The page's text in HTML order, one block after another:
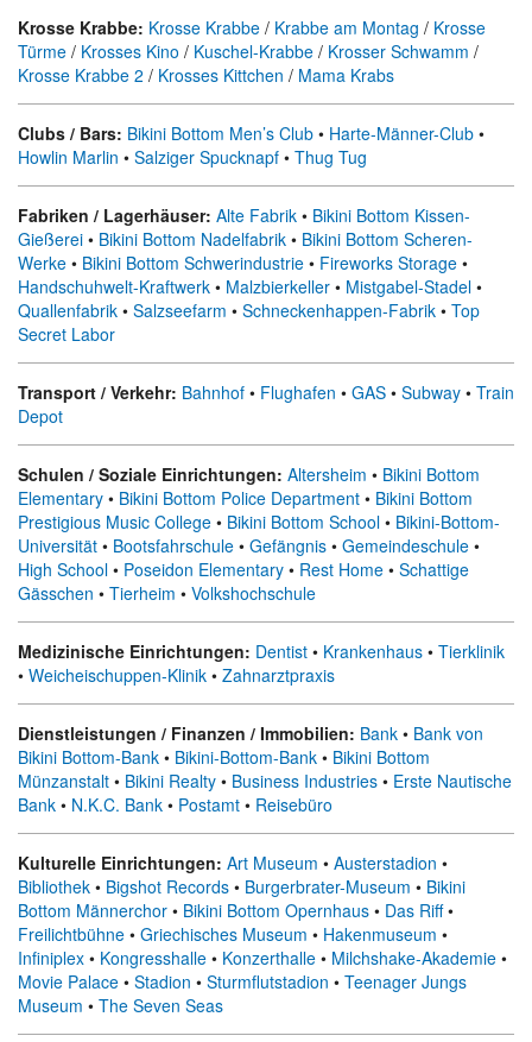
Krosse Krabbe: Krosse Krabbe / Krabbe am Montag / Krosse
Türme / Krosses Kino / Kuschel-Krabbe / Krosser Schwamm /
Krosse Krabbe 2 / Krosses Kittchen / Mama Krabs
Clubs / Bars: Bikini Bottom Men’s Club • Harte-Männer-Club •
Howlin Marlin • Salziger Spucknapf • Thug Tug
Fabriken / Lagerhäuser: Alte Fabrik • Bikini Bottom Kissen-
Gießerei • Bikini Bottom Nadelfabrik • Bikini Bottom Scheren-
Werke • Bikini Bottom Schwerindustrie • Fireworks Storage •
Handschuhwelt-Kraftwerk • Malzbierkeller • Mistgabel-Stadel •
Quallenfabrik • Salzseefarm • Schneckenhappen-Fabrik • Top
Secret Labor
Transport / Verkehr: Bahnhof • Flughafen • GAS • Subway • Train
Depot
Schulen / Soziale Einrichtungen: Altersheim • Bikini Bottom
Elementary • Bikini Bottom Police Department • Bikini Bottom
Prestigious Music College • Bikini Bottom School • Bikini-Bottom-
Universität • Bootsfahrschule • Gefängnis • Gemeindeschule •
High School • Poseidon Elementary • Rest Home • Schattige
Gässchen • Tierheim • Volkshochschule
Medizinische Einrichtungen: Dentist • Krankenhaus • Tierklinik
• Weicheischuppen-Klinik • Zahnarztpraxis
Dienstleistungen / Finanzen / Immobilien: Bank • Bank von
Bikini Bottom-Bank • Bikini-Bottom-Bank • Bikini Bottom
Münzanstalt • Bikini Realty • Business Industries • Erste Nautische
Bank • N.K.C. Bank • Postamt • Reisebüro
Kulturelle Einrichtungen: Art Museum • Austerstadion •
Bibliothek • Bigshot Records • Burgerbrater-Museum • Bikini
Bottom Männerchor • Bikini Bottom Opernhaus • Das Riff•
Freilichtbühne • Griechisches Museum • Hakenmuseum •
Infiniplex • Kongresshalle • Konzerthalle • Milchshake-Akademie •
Movie Palace • Stadion • Sturmflutstadion • Teenager Jungs
Museum • The Seven Seas